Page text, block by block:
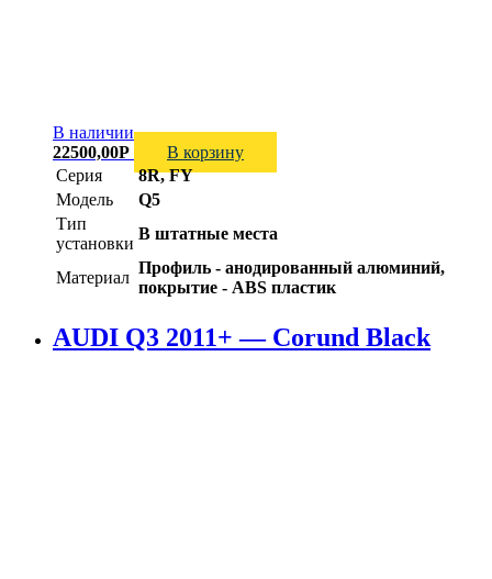
В наличии
22500,00Р
В корзину
Серия
8R, FY
Модель
Q5
Тип
установки
В штатные места
Материал
Профиль - анодированный алюминий,
покрытие - ABS пластик
AUDI Q3 2011+ — Corund Black